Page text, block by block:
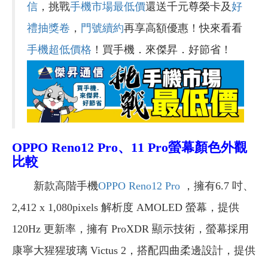
信 ，挑戰手機市場最低價還送千元尊榮卡及好
禮抽獎卷 ， 門號續約再享高額優惠！快來看看
手機超低價格 ！買手機．來傑昇．好節省！
OPPO Reno12 Pro、11 Pro螢幕顏色外觀
比較
新款高階手機OPPO Reno12 Pro ，擁有6.7 吋、
2,412 x 1,080pixels 解析度 AMOLED 螢幕，提供
120Hz 更新率，擁有 ProXDR 顯示技術，螢幕採用
康寧大猩猩玻璃 Victus 2，搭配四曲柔邊設計，提供